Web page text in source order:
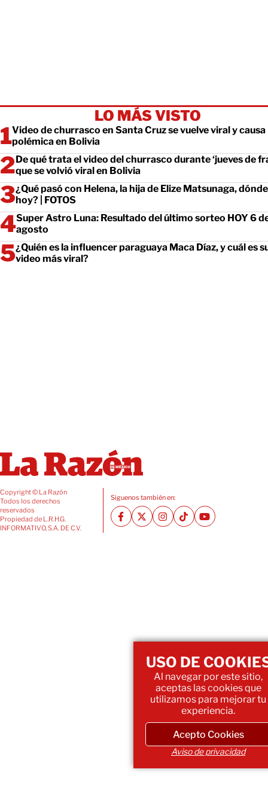
LO MÁS VISTO
Video de churrasco en Santa Cruz se vuelve viral y causa
polémica en Bolivia
De qué trata el video del churrasco durante ‘jueves de
que se volvió viral en Bolivia
¿Qué pasó con Helena, la hija de Elize Matsunaga,
hoy? | FOTOS
Super Astro Luna: Resultado del último sorteo HOY 6
agosto
¿Quién es la influencer paraguaya Maca Díaz, y cuál es
video más viral?
Copyright © La Razón
Todos los derechos
reservados
Propiedad de L.R.H.G.
INFORMATIVO, S.A. DE C.V.
Siguenos también en:
USO DE
Al navegar por este sitio,
aceptas las cookies que
utilizamos para mejorar tu
experiencia.
Acepto Cookies
Aviso de privacidad